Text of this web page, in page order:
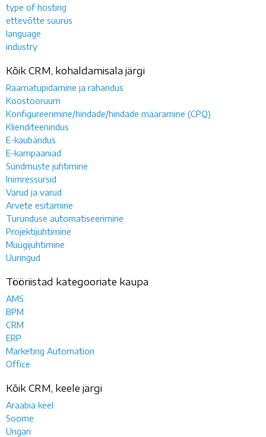
type of hosting
ettevõtte suurus
language
industry
Kõik CRM, kohaldamisala järgi
Raamatupidamine ja rahandus
Koostööruum
Konfigureerimine/hindade/hindade määramine (CPQ)
Klienditeenindus
E-kaubandus
E-kampaaniad
Sündmuste juhtimine
Inimressursid
Varud ja varud
Arvete esitamine
Turunduse automatiseerimine
Projektijuhtimine
Müügijuhtimine
Uuringud
Tööriistad kategooriate kaupa
AMS
BPM
CRM
ERP
Marketing Automation
Office
Kõik CRM, keele järgi
Araabia keel
Soome
Ungari